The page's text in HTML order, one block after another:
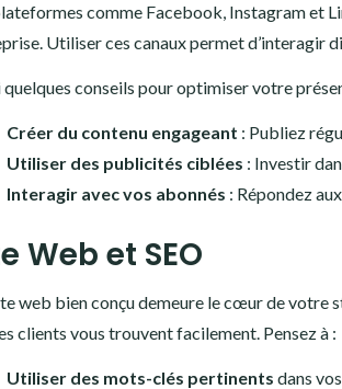
comme Facebook, Instagram et
Utiliser ces canaux permet d’interagir
conseils pour optimiser votre
Créer du contenu engageant : Publiez
Utiliser des publicités ciblées : Investir
Interagir avec vos abonnés : Répondez
Web et SEO
web bien conçu demeure le cœur de votre
clients vous trouvent facilement. Pensez à :
Utiliser des mots-clés pertinents dans